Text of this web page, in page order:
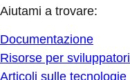
Aiutami a trovare:
Documentazione
Risorse per sviluppatori
Articoli sulle tecnologie